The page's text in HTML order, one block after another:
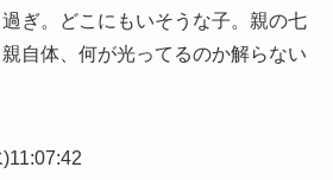
ぎ。どこにもいそうな子。親の七
自体、何が光ってるのか解らない